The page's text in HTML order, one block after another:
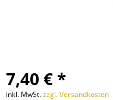
7,40 € *
inkl. MwSt.zzgl. Versandkosten